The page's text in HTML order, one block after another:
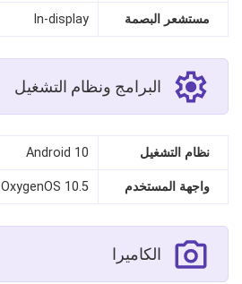
مستشعر البصمة In-display
البرامج ونظام التشغيل
نظام التشغيل Android 10
واجهة المستخدم OxygenOS 10.5
الكاميرا